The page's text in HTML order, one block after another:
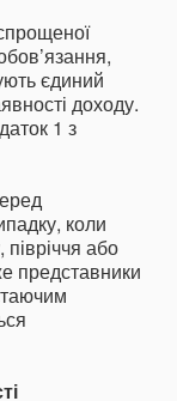
єдиний
доходу.
1 з
коли
або
представники